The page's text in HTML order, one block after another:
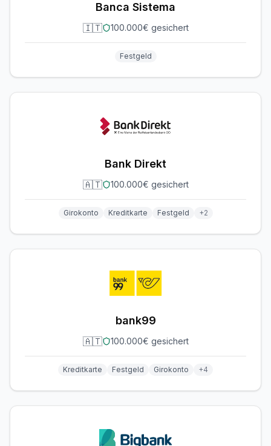
Banca Sistema
🇮🇹 100.000€ gesichert
Festgeld
Bank Direkt
🇦🇹 100.000€ gesichert
Girokonto Kreditkarte Festgeld +2
bank99
🇦🇹 100.000€ gesichert
Kreditkarte Festgeld Girokonto +4